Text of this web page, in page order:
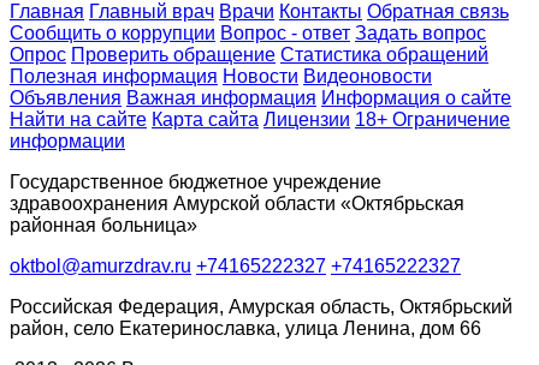
Главная Главный врач Врачи Контакты Обратная связь
Сообщить о коррупции Вопрос - ответ Задать вопрос
Опрос Проверить обращение Статистика обращений
Полезная информация Новости Видеоновости
Объявления Важная информация Информация о сайте
Найти на сайте Карта сайта Лицензии 18+ Ограничение
информации
Государственное бюджетное учреждение
здравоохранения Амурской области «Октябрьская
районная больница»
oktbol@amurzdrav.ru +74165222327 +74165222327
Российская Федерация, Амурская область, Октябрьский
район, село Екатеринославка, улица Ленина, дом 66